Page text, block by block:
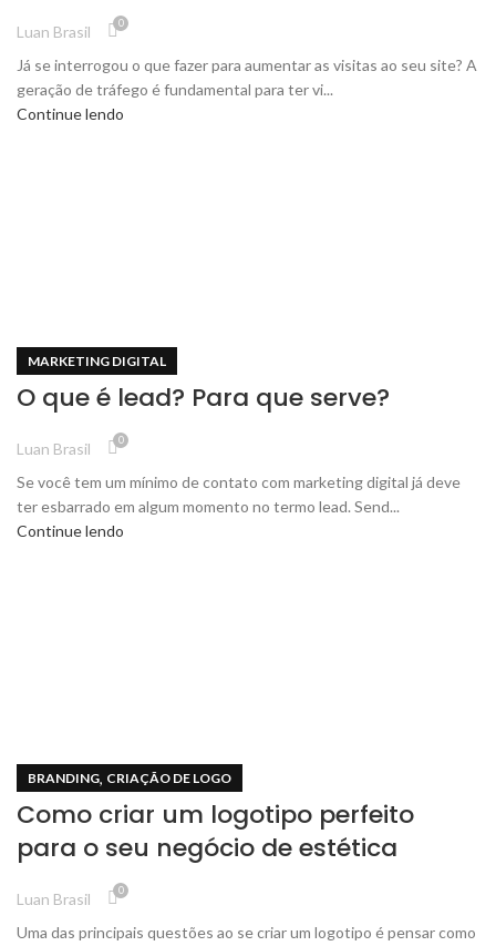
Luan Brasil 0
Já se interrogou o que fazer para aumentar as visitas ao seu site? A
geração de tráfego é fundamental para ter vi...
Continue lendo
MARKETING DIGITAL
O que é lead? Para que serve?
Luan Brasil 0
Se você tem um mínimo de contato com marketing digital já deve
ter esbarrado em algum momento no termo lead. Send...
Continue lendo
BRANDING, CRIAÇÃO DE LOGO
Como criar um logotipo perfeito
para o seu negócio de estética
Luan Brasil 0
Uma das principais questões ao se criar um logotipo é pensar como